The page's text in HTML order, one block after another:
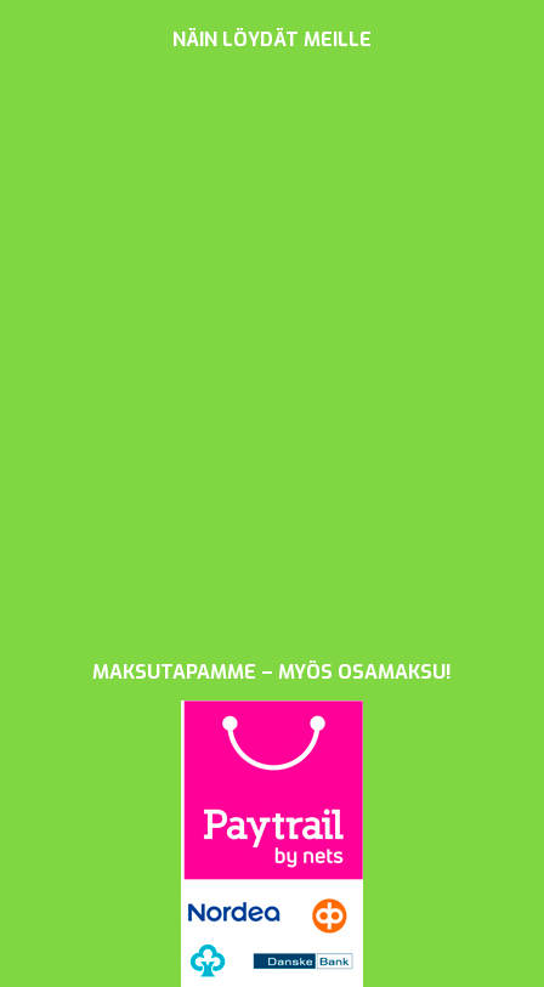
NÄIN LÖYDÄT MEILLE
MAKSUTAPAMME – MYÖS OSAMAKSU!